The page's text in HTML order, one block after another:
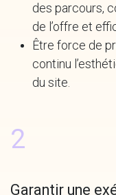
des parcours,
de l’offre et
Être force de
continu
du site.
2
Garantir une